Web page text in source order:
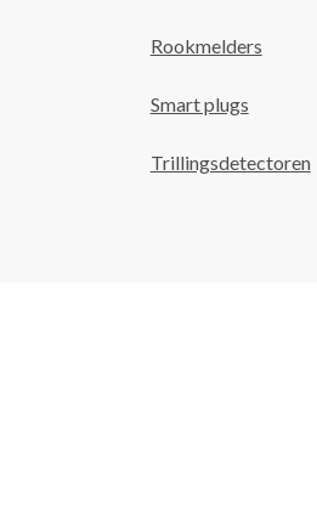
Rookmelders
Smart plugs
Trillingsdetectoren